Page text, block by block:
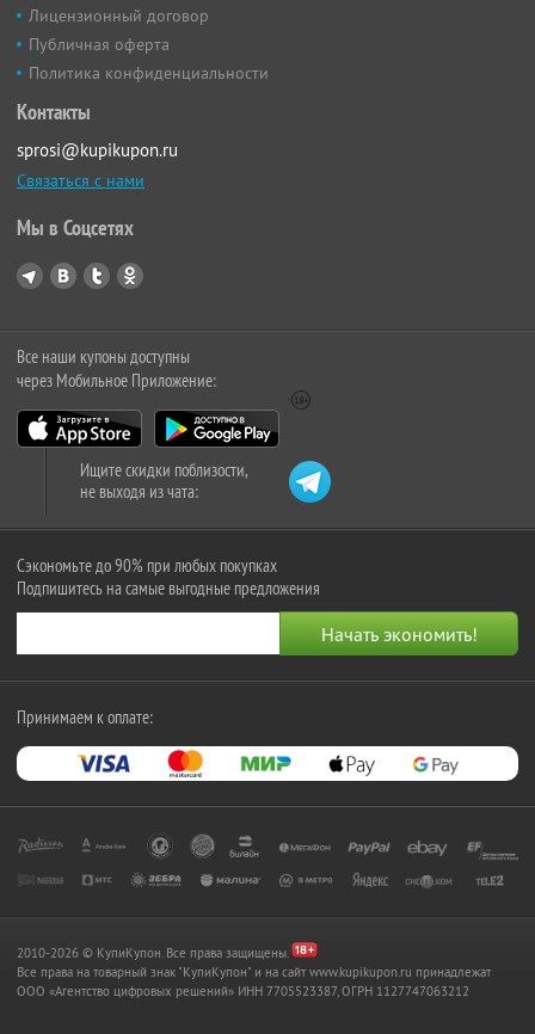
Лицензионный договор
Публичная оферта
Политика конфиденциальности
Контакты
sprosi@kupikupon.ru
Связаться с нами
Мы в Соцсетях
Все наши купоны доступны
через Мобильное Приложение:
Ищите скидки поблизости,
не выходя из чата:
Сэкономьте до 90% при любых покупках
Подпишитесь на самые выгодные предложения
Принимаем к оплате:
2010-2026 © КупиКупон. Все права защищены.
Все права на товарный знак "КупиКупон" и на сайт www.kupikupon.ru принадлежат
OOO «Агентство цифровых решений» ИНН 7705523387, ОГРН 1127747063212